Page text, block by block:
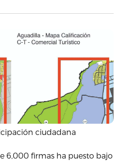
ciudadana
6,000 firmas ha puesto bajo